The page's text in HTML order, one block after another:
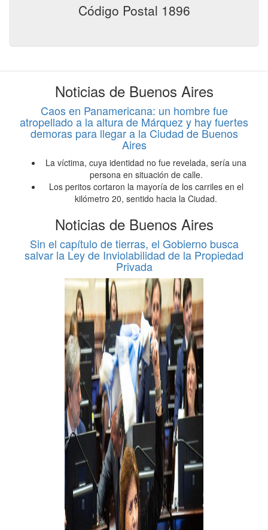
Código Postal 1896
Noticias de Buenos Aires
Caos en Panamericana: un hombre fue
atropellado a la altura de Márquez y hay fuertes
demoras para llegar a la Ciudad de Buenos
Aires
La víctima, cuya identidad no fue revelada, sería una
persona en situación de calle.
Los peritos cortaron la mayoría de los carriles en el
kilómetro 20, sentido hacia la Ciudad.
Noticias de Buenos Aires
Sin el capítulo de tierras, el Gobierno busca
salvar la Ley de Inviolabilidad de la Propiedad
Privada